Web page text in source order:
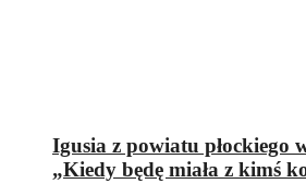
Igusia z powiatu płockiego
„Kiedy będę miała z kimś